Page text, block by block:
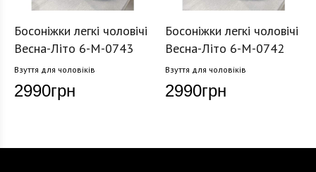
Босоніжки легкі чоловічі
Весна-Літо 6-M-0743
Взуття для чоловіків
2990грн
Босоніжки легкі чоловічі
Весна-Літо 6-M-0742
Взуття для чоловіків
2990грн